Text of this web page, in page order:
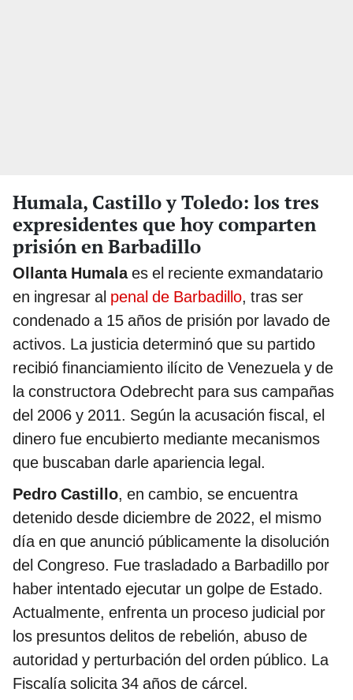
Humala, Castillo y Toledo: los tres
expresidentes que hoy comparten
prisión en Barbadillo
Ollanta Humalaes el reciente exmandatario
en ingresar al penal de Barbadillo, tras ser
condenado a 15 años de prisión por lavado de
activos. La justicia determinó que su partido
recibió financiamiento ilícito de Venezuela y de
la constructora Odebrecht para sus campañas
del 2006 y 2011. Según la acusación fiscal, el
dinero fue encubierto mediante mecanismos
que buscaban darle apariencia legal.
Pedro Castillo, en cambio, se encuentra
detenido desde diciembre de 2022, el mismo
día en que anunció públicamente la disolución
del Congreso. Fue trasladado a Barbadillo por
haber intentado ejecutar un golpe de Estado.
Actualmente, enfrenta un proceso judicial por
los presuntos delitos de rebelión, abuso de
autoridad y perturbación del orden público. La
Fiscalía solicita 34 años de cárcel.